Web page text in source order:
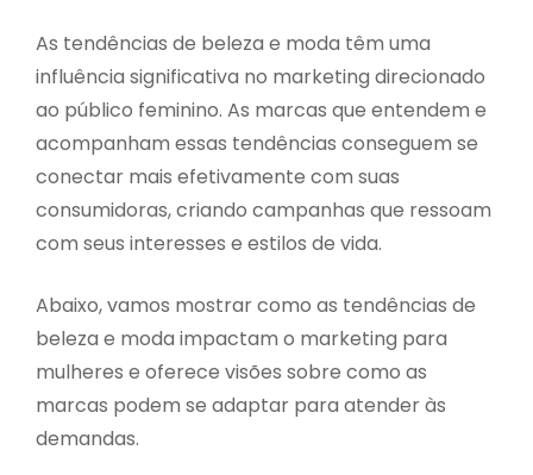
As tendências de beleza e moda têm uma
influência significativa no marketing direcionado
ao público feminino. As marcas que entendem e
acompanham essas tendências conseguem se
conectar mais efetivamente com suas
consumidoras, criando campanhas que ressoam
com seus interesses e estilos de vida.
Abaixo, vamos mostrar como as tendências de
beleza e moda impactam o marketing para
mulheres e oferece visões sobre como as
marcas podem se adaptar para atender às
demandas.